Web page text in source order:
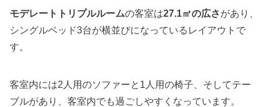
モデレートトリプルルームの客室は27.1㎡の広さがあり、
シングルベッド3台が横並びになっているレイアウトで
す。
客室内には2人用のソファーと1人用の椅子、そしてテー
ブルがあり、客室内でも過ごしやすくなっています。